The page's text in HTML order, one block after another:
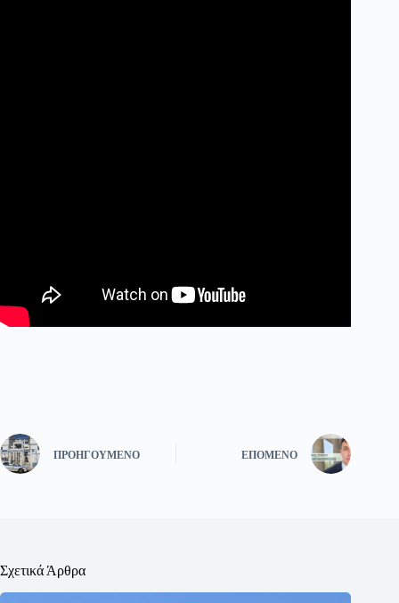
ΠΡΟΗΓΟΎΜΕΝΟ ΕΠΌΜΕΝΟ
Σχετικά Άρθρα